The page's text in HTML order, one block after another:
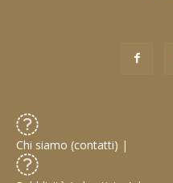
Chi siamo (contatti) |